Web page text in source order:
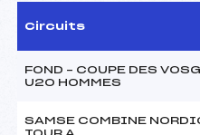
Circuits
FOND – COUPE DES
U20 HOMMES
SAMSE COMBINE
TOUR A